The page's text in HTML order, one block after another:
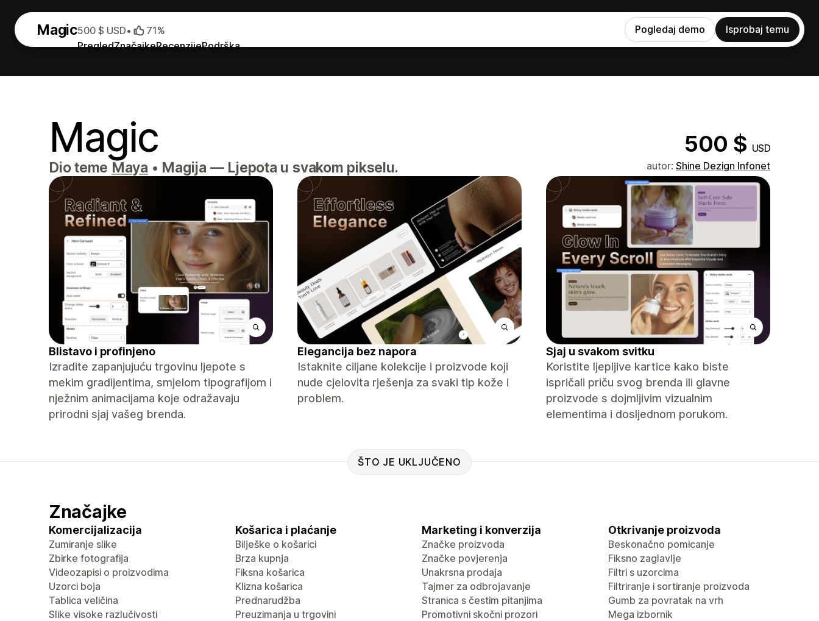
Magic
PregledZnačajkeRecenzijePodrška
500 $ USD• 71% Pogledaj demo Isprobaj temu
Magic 500 $ USD
Dio teme Maya • Magija — Ljepota u svakom pikselu. autor: Shine Dezign Infonet
Blistavo i profinjeno
Izradite zapanjujuću trgovinu ljepote s
mekim gradijentima, smjelom tipografijom i
nježnim animacijama koje odražavaju
prirodni sjaj vašeg brenda.
Elegancija bez napora
Istaknite ciljane kolekcije i proizvode koji
nude cjelovita rješenja za svaki tip kože i
problem.
Sjaj u svakom svitku
Koristite ljepljive kartice kako biste
ispričali priču svog brenda ili glavne
proizvode s dojmljivim vizualnim
elementima i dosljednom porukom.
ŠTO JE UKLJUČENO
Značajke
Komercijalizacija
Zumiranje slike
Zbirke fotografija
Videozapisi o proizvodima
Uzorci boja
Tablica veličina
Slike visoke razlučivosti
Košarica i plaćanje
Bilješke o košarici
Brza kupnja
Fiksna košarica
Klizna košarica
Prednarudžba
Preuzimanja u trgovini
Marketing i konverzija
Značke proizvoda
Značke povjerenja
Unakrsna prodaja
Tajmer za odbrojavanje
Stranica s čestim pitanjima
Promotivni skočni prozori
Otkrivanje proizvoda
Beskonačno pomicanje
Fiksno zaglavlje
Filtri s uzorcima
Filtriranje i sortiranje proizvoda
Gumb za povratak na vrh
Mega izbornik